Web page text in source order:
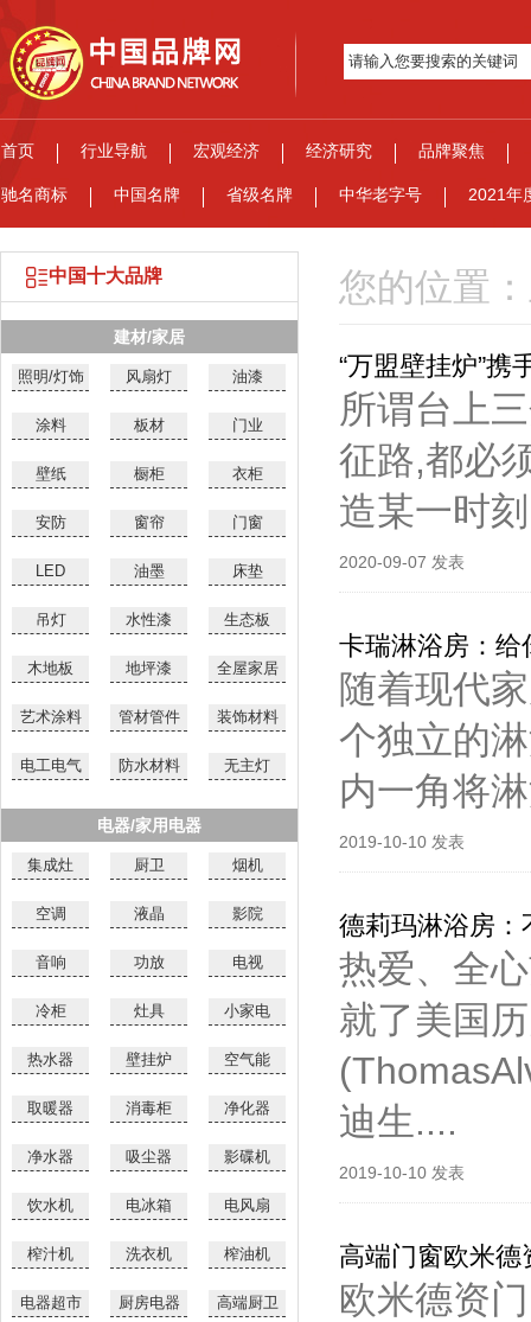
首页 行业导航 宏观经济 经济研究 品牌聚焦
驰名商标 中国名牌 省级名牌 中华老字号 2021年
中国十大品牌
建材/家居
照明/灯饰 风扇灯 油漆
涂料 板材 门业
壁纸 橱柜 衣柜
安防 窗帘 门窗
LED 油墨 床垫
吊灯 水性漆 生态板
木地板 地坪漆 全屋家居
艺术涂料 管材管件 装饰材料
电工电气 防水材料 无主灯
电器/家用电器
集成灶 厨卫 烟机
空调 液晶 影院
音响 功放 电视
冷柜 灶具 小家电
热水器 壁挂炉 空气能
取暖器 消毒柜 净化器
净水器 吸尘器 影碟机
饮水机 电冰箱 电风扇
榨汁机 洗衣机 榨油机
电器超市 厨房电器 高端厨卫
您的位置：
“万盟壁挂炉”携
所谓台上
征路,都必
造某一时
2020-09-07 发表
卡瑞淋浴房：给
随着现代
个独立的
内一角将
2019-10-10 发表
德莉玛淋浴房：
热爱、全
就了美国
迪生....
2019-10-10 发表
高端门窗欧米
欧米德资